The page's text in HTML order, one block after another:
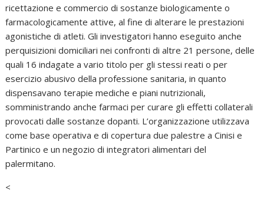
ricettazione e commercio di sostanze biologicamente o
farmacologicamente attive, al fine di alterare le prestazioni
agonistiche di atleti. Gli investigatori hanno eseguito anche
perquisizioni domiciliari nei confronti di altre 21 persone, delle
quali 16 indagate a vario titolo per gli stessi reati o per
esercizio abusivo della professione sanitaria, in quanto
dispensavano terapie mediche e piani nutrizionali,
somministrando anche farmaci per curare gli effetti collaterali
provocati dalle sostanze dopanti. L’organizzazione utilizzava
come base operativa e di copertura due palestre a Cinisi e
Partinico e un negozio di integratori alimentari del
palermitano.
<